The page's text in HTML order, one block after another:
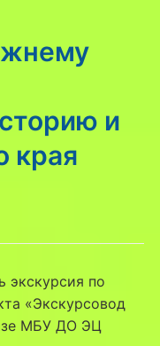
и
края
экскурсия по
«Экскурсовод
МБУ ДО ЭЦ